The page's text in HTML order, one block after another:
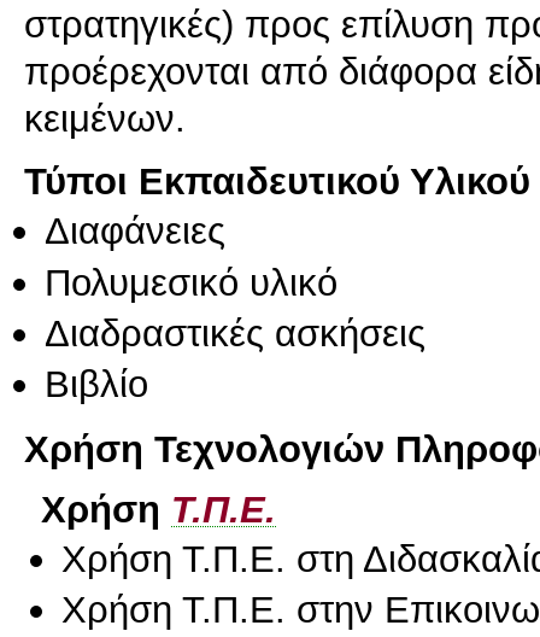
στρατηγικές) προς επίλυση
προέρεχονται από διάφορα
κειμένων.
Τύποι Εκπαιδευτικού Υλικού
Διαφάνειες
Πολυμεσικό υλικό
Διαδραστικές ασκήσεις
Βιβλίο
Χρήση Τεχνολογιών
Χρήση Τ.Π.Ε.
Χρήση Τ.Π.Ε. στη
Χρήση Τ.Π.Ε. στην